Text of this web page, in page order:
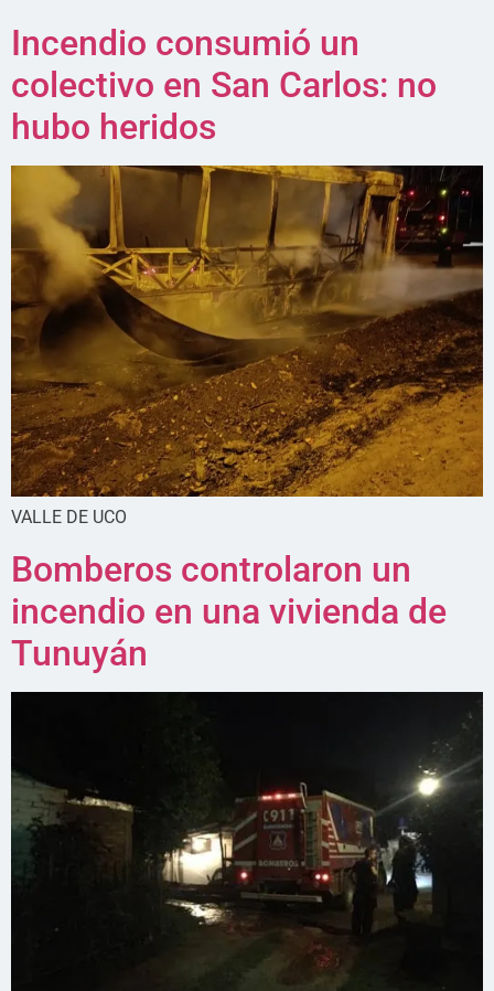
Incendio consumió un
colectivo en San Carlos: no
hubo heridos
VALLE DE UCO
Bomberos controlaron un
incendio en una vivienda de
Tunuyán